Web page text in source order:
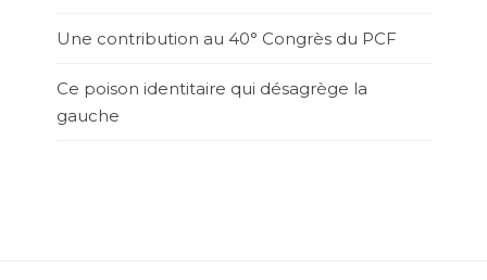
Une contribution au 40° Congrès du PCF
Ce poison identitaire qui désagrège la
gauche